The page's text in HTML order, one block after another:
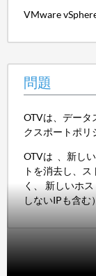
VMware
問題
OTVは、データ
クスポートポリ
OTVは 、新し
トを消去し、
く、 新しいホ
しないIPも含む